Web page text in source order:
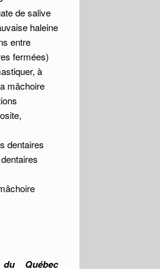
de salive
haleine
entre
fermées)
à
mâchoire
dentaires
Québec